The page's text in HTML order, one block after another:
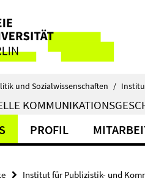
und Sozialwissenschaften /
PROFIL
Institut für Publizistik- und